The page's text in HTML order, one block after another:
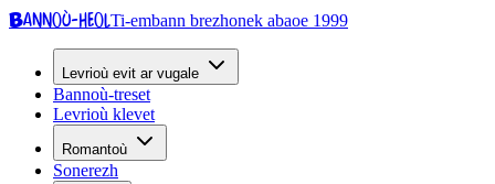
Bannoù-heolTi-embann brezhonek abaoe 1999
Levrioù evit ar vugale
Bannoù-treset
Levrioù klevet
Romantoù
Sonerezh